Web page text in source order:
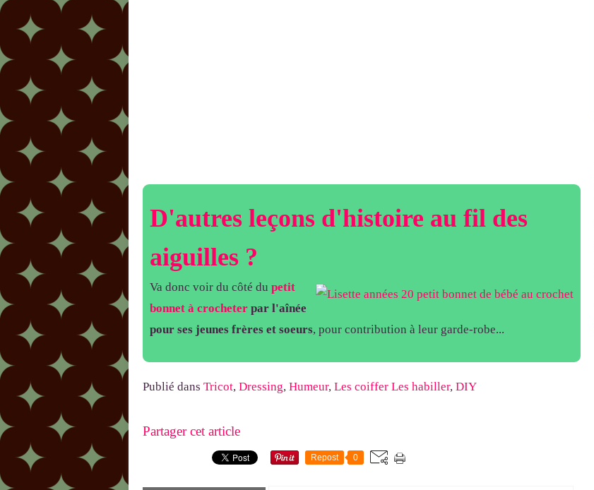
D'autres leçons d'histoire au fil des
aiguilles ?
Va donc voir du côté du petit
bonnet à crocheter par l'aînée
pour ses jeunes frères et soeurs, pour contribution à leur garde-robe...
Publié dans Tricot, Dressing, Humeur, Les coiffer Les habiller, DIY
Partager cet article
Repost 0